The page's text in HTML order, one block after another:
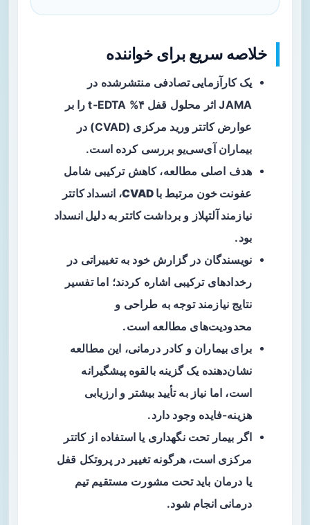
خلاصه سریع برای خواننده
یک کارآزمایی تصادفی منتشرشده در
JAMA اثر محلول قفل ۴% t‑EDTA را بر
عوارض کاتتر ورید مرکزی (CVAD) در
بیماران آی‌سی‌یو بررسی کرده است.
هدف اصلی مطالعه، کاهش ترکیبی شامل
عفونت خون مرتبط با CVAD
،انسداد کاتتر
نیازمند آلتپلاز و برداشت کاتتر به دلیل انسداد
بود.
نویسندگان در گزارش خود به تغییراتی در
رخدادهای ترکیبی اشاره کردند؛ اما تفسیر
نتایج نیازمند توجه به طراحی و
محدودیت‌های مطالعه است.
برای بیماران و کادر درمانی، این مطالعه
نشان‌دهنده یک گزینه بالقوه پیشگیرانه
است، اما نیاز به تأیید بیشتر و ارزیابی
هزینه-فایده وجود دارد.
اگر بیمار تحت نگهداری یا استفاده از کاتتر
مرکزی است، هرگونه تغییر در پروتکل قفل
یا درمان باید تحت مشورت مستقیم تیم
درمانی انجام شود.